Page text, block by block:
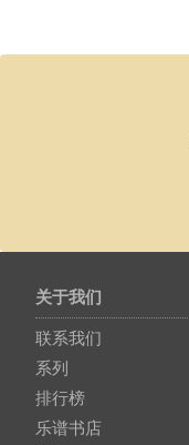
关于我们
联系我们
系列
排行榜
乐谱书店